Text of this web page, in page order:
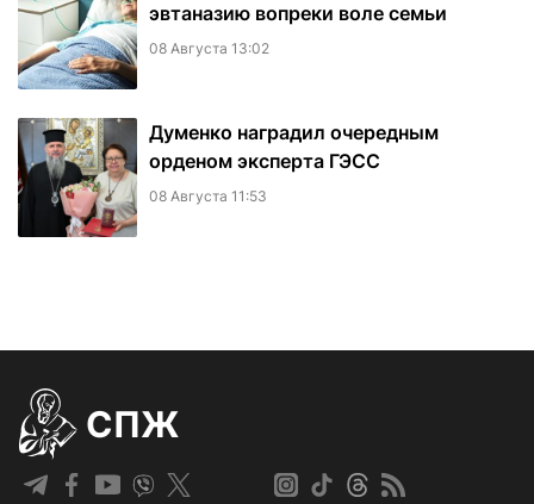
эвтаназию вопреки воле семьи
08 Августа 13:02
Думенко наградил очередным
орденом эксперта ГЭСС
08 Августа 11:53
СПЖ